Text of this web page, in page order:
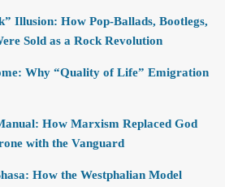
Illusion: How Pop-Ballads, Bootlegs,
Sold as a Rock Revolution
Why “Quality of Life” Emigration
How Marxism Replaced God
with the Vanguard
How the Westphalian Model